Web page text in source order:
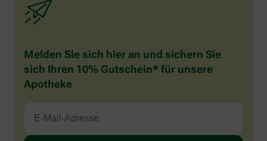
Melden Sie sich hier an und sichern Sie
sich Ihren 10% Gutschein* für unsere
Apotheke